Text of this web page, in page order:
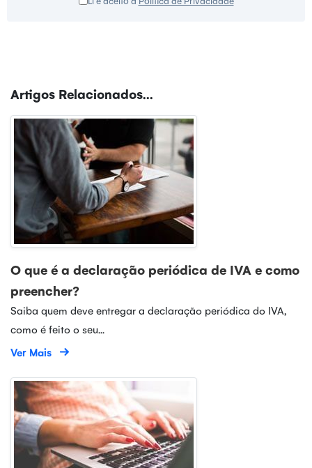
Artigos Relacionados...
O que é a declaração periódica de IVA e como
preencher?
Saiba quem deve entregar a declaração periódica do IVA,
como é feito o seu...
Ver Mais